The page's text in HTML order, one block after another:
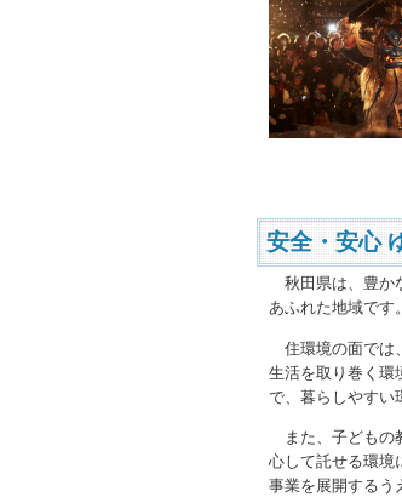
安全・安心
秋田県は、豊か
あふれた地域です。
住環境の面では
生活を取り巻く環
で、暮らしやすい
また、子どもの
心して託せる環境
事業を展開するう